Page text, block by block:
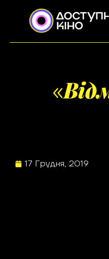
«
17 Грудня, 2019